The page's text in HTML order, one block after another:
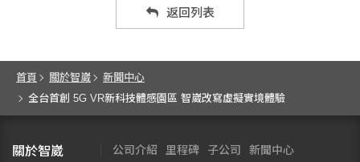
返回列表
首頁 關於智崴
新聞中心
全台首創 5G VR新科技體感園區 智崴改寫虛擬實境體驗
關於智崴 公司介紹 里程碑 子公司 新聞中心